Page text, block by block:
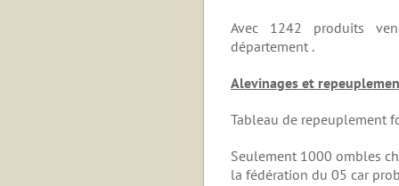
Avec
1242 produits
département .
Alevinages et
Tableau de repeuplement
Seulement 1000 ombles
la fédération du 05 car